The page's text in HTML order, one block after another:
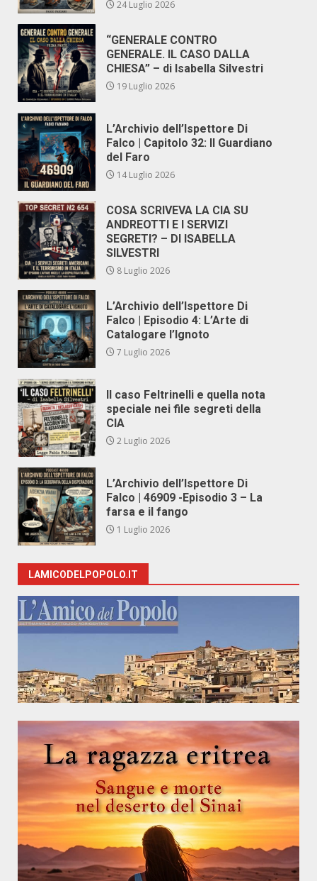
24 Luglio 2026
“GENERALE CONTRO
GENERALE. IL CASO DALLA
CHIESA” – di Isabella Silvestri
19 Luglio 2026
L’Archivio dell’Ispettore Di
Falco | Capitolo 32: Il Guardiano
del Faro
14 Luglio 2026
COSA SCRIVEVA LA CIA SU
ANDREOTTI E I SERVIZI
SEGRETI? – DI ISABELLA
SILVESTRI
8 Luglio 2026
L’Archivio dell’Ispettore Di
Falco | Episodio 4: L’Arte di
Catalogare l’Ignoto
7 Luglio 2026
Il caso Feltrinelli e quella nota
speciale nei file segreti della
CIA
2 Luglio 2026
L’Archivio dell’Ispettore Di
Falco | 46909 -Episodio 3 – La
farsa e il fango
1 Luglio 2026
LAMICODELPOPOLO.IT